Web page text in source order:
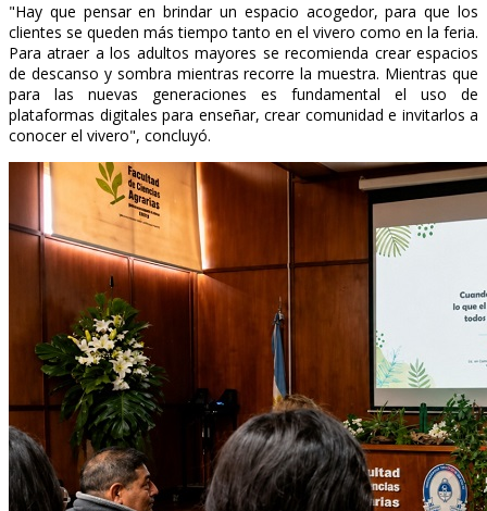
"Hay que pensar en brindar un espacio acogedor, para que los
clientes se queden más tiempo tanto en el vivero como en la feria.
Para atraer a los adultos mayores se recomienda crear espacios
de descanso y sombra mientras recorre la muestra. Mientras que
para las nuevas generaciones es fundamental el uso de
plataformas digitales para enseñar, crear comunidad e invitarlos a
conocer el vivero", concluyó.